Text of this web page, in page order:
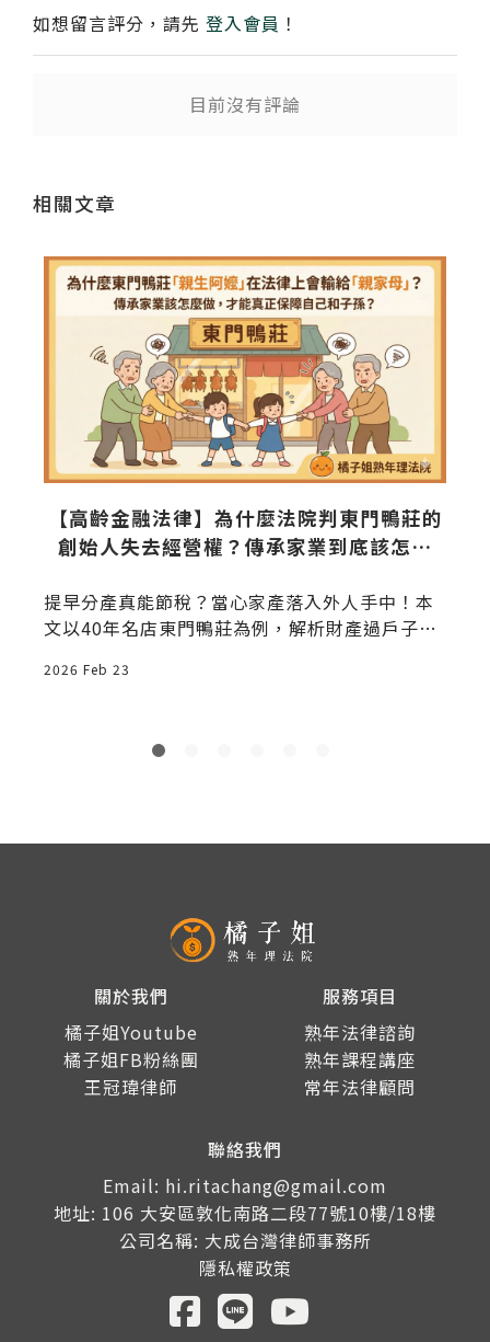
如想留言評分，請先 登入會員 ！
目前沒有評論
相關文章
【高齡金融法律】為什麼法院判東門鴨莊的
創始人失去經營權？傳承家業到底該怎麼
提早分產真能節稅？當心家產落入外人手中！本
文以40年名店東門鴨莊為例，解析財產過戶子女
陷阱，教您3招正確傳承，守住一生心血。
2026 Feb 23
關於我們
橘子姐Youtube
橘子姐FB粉絲團
王冠瑋律師
服務項目
熟年法律諮詢
熟年課程講座
常年法律顧問
聯絡我們
Email: hi.ritachang@gmail.com
地址: 106 大安區敦化南路二段77號10樓/18樓
公司名稱: 大成台灣律師事務所
隱私權政策